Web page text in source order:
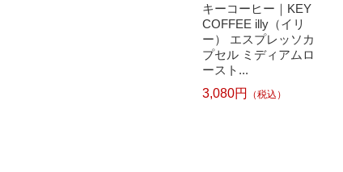
キーコーヒー｜KEY
COFFEE illy（イリ
ー） エスプレッソカ
プセル ミディアムロ
ースト...
3,080円
（税込）